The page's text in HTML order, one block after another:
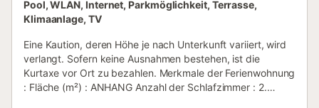
Pool, WLAN, Internet, Parkmöglichkeit, Terrasse,
Klimaanlage, TV
Eine Kaution, deren Höhe je nach Unterkunft variiert, wird
verlangt. Sofern keine Ausnahmen bestehen, ist die
Kurtaxe vor Ort zu bezahlen. Merkmale der Ferienwohnung
: Fläche (m²) : ANHANG Anzahl der Schlafzimmer : 2.